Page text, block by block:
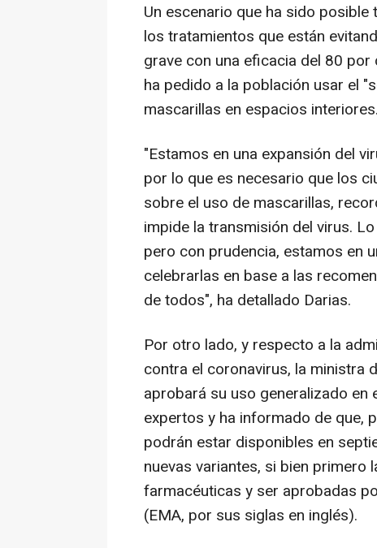
Un escenario que ha sido
los tratamientos que están
grave con una eficacia del 80
ha pedido a la población usar el
mascarillas en espacios interiores.
"Estamos en una expansión del
por lo que es necesario que los
sobre el uso de mascarillas,
impide la transmisión del virus.
pero con prudencia, estamos en
celebrarlas en base a las
de todos", ha detallado Darias.
Por otro lado, y respecto a la
contra el coronavirus, la ministra
aprobará su uso generalizado en
expertos y ha informado de que,
podrán estar disponibles en
nuevas variantes, si bien primero
farmacéuticas y ser aprobadas
(EMA, por sus siglas en inglés).